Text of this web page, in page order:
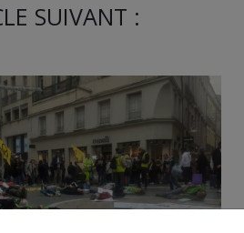
SUIVANT :